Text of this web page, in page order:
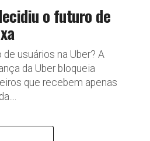
o futuro de
usuários na Uber? A
da Uber bloqueia
que recebem apenas